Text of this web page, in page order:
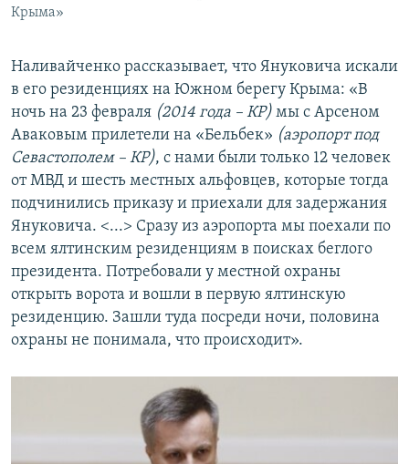
Крыма»
​Наливайченко рассказывает, что Януковича искали
в его резиденциях на Южном берегу Крыма: «В
ночь на 23 февраля (2014 года – КР) мы с Арсеном
Аваковым прилетели на «Бельбек»​ (аэропорт под
Севастополем – КР), с нами были только 12 человек
от МВД и шесть местных альфовцев, которые тогда
подчинились приказу и приехали для задержания
Януковича. <...> Сразу из аэропорта мы поехали по
всем ялтинским резиденциям в поисках беглого
президента. Потребовали у местной охраны
открыть ворота и вошли в первую ялтинскую
резиденцию. Зашли туда посреди ночи, половина
охраны не понимала, что происходит».